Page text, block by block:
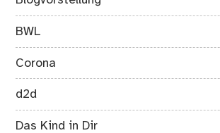
BWL
Corona
d2d
Das Kind in Dir